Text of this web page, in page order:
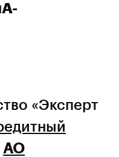
«Эксперт
АО